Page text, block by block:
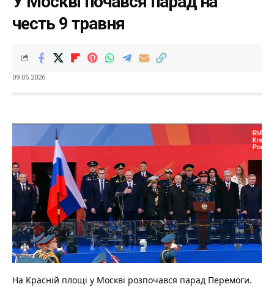
честь 9 травня
09.05.2026
На Красній площі у Москві розпочався парад Перемоги.